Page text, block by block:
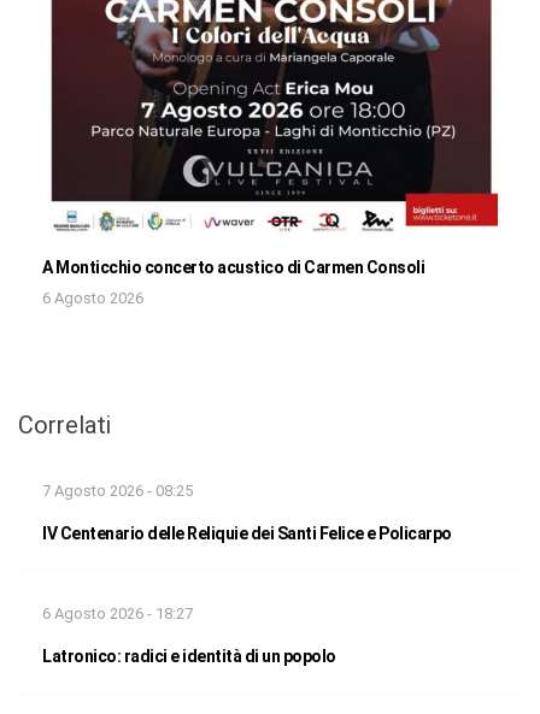
A Monticchio concerto acustico di Carmen Consoli
6 Agosto 2026
Correlati
7 Agosto 2026 - 08:25
IV Centenario delle Reliquie dei Santi Felice e Policarpo
6 Agosto 2026 - 18:27
Latronico: radici e identità di un popolo